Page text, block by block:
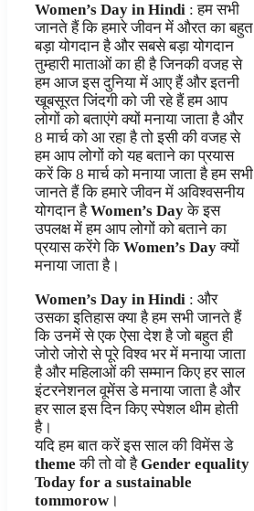
Women’s Day in Hindi : हम सभी
जानते हैं कि हमारे जीवन में औरत का बहुत
बड़ा योगदान है और सबसे बड़ा योगदान
तुम्हारी माताओं का ही है जिनकी वजह से
हम आज इस दुनिया में आए हैं और इतनी
खूबसूरत जिंदगी को जी रहे हैं हम आप
लोगों को बताएंगे क्यों मनाया जाता है और
8 मार्च को आ रहा है तो इसी की वजह से
हम आप लोगों को यह बताने का प्रयास
करें कि 8 मार्च को मनाया जाता है हम सभी
जानते हैं कि हमारे जीवन में अविश्वसनीय
योगदान हैWomen’s Dayके इस
उपलक्ष में हम आप लोगों को बताने का
प्रयास करेंगे कि Women’s Dayक्यों
मनाया जाता है।
Women’s Day in Hindi : और
उसका इतिहास क्या है हम सभी जानते हैं
कि उनमें से एक ऐसा देश है जो बहुत ही
जोरो जोरो से पूरे विश्व भर में मनाया जाता
है और महिलाओं की सम्मान किए हर साल
इंटरनेशनल वूमेंस डे मनाया जाता है और
हर साल इस दिन किए स्पेशल थीम होती
है।
यदि हम बात करें इस साल की विमेंस डे
themeकी तो वो हैGender equality
Today for a sustainable
tommorow।